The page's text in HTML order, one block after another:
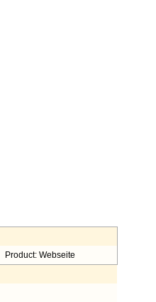
Product: Webseite